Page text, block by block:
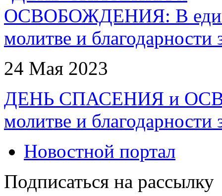
24 Мая 2023
ДЕНЬ СПАСЕНИЯ и
молитве и благодарности
Новостной портал
Подписаться на рассылку